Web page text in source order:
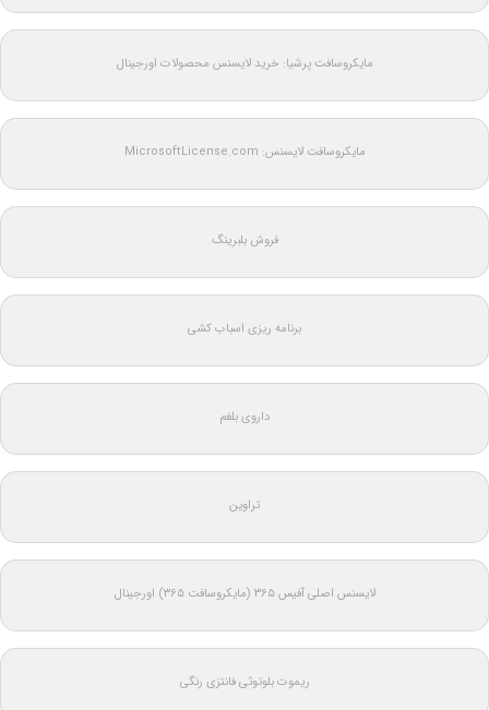
مایکروسافت پرشیا: خرید لایسنس محصولات اورجینال
مایکروسافت لایسنس: MicrosoftLicense.com
فروش بلبرینگ
برنامه ریزی اسباب کشی
داروی بلغم
تراوین
لایسنس اصلی آفیس ۳۶۵ (مایکروسافت ۳۶۵) اورجینال
ریموت بلوتوثی فانتزی رنگی